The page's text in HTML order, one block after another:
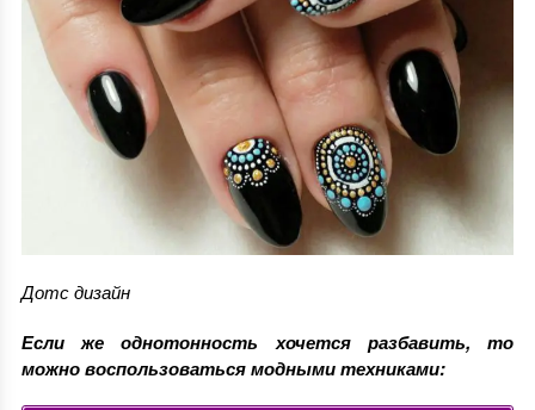
Дотс дизайн
Если же однотонность хочется разбавить, то
можно воспользоваться модными техниками: